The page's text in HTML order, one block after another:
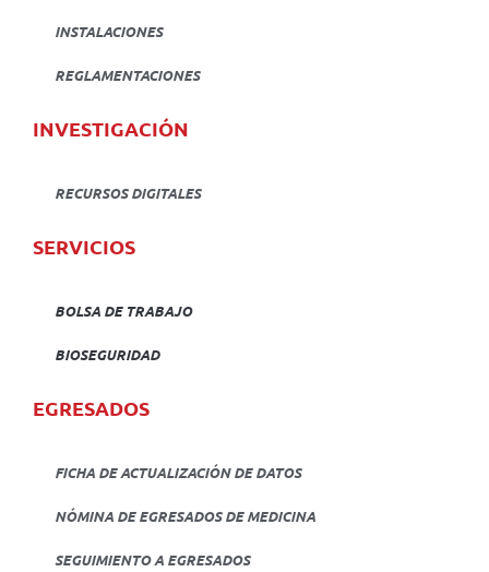
INSTALACIONES
REGLAMENTACIONES
INVESTIGACIÓN
RECURSOS DIGITALES
SERVICIOS
BOLSA DE TRABAJO
BIOSEGURIDAD
EGRESADOS
FICHA DE ACTUALIZACIÓN DE DATOS
NÓMINA DE EGRESADOS DE MEDICINA
SEGUIMIENTO A EGRESADOS